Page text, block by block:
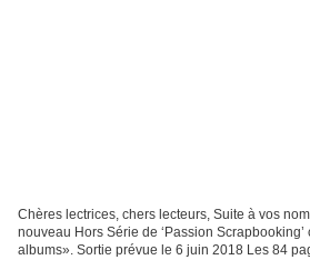
Chères lectrices, chers lecteurs, Suite à vos
nouveau Hors Série de ‘Passion
albums». Sortie prévue le 6 juin 2018 Les 84